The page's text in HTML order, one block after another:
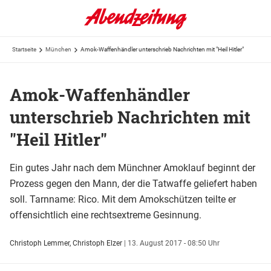
Startseite München Amok-Waffenhändler unterschrieb Nachrichten mit "Heil Hitler"
Amok-Waffenhändler
unterschrieb Nachrichten mit
"Heil Hitler"
Ein gutes Jahr nach dem Münchner Amoklauf beginnt der
Prozess gegen den Mann, der die Tatwaffe geliefert haben
soll. Tarnname: Rico. Mit dem Amokschützen teilte er
offensichtlich eine rechtsextreme Gesinnung.
Christoph Lemmer, Christoph Elzer | 13. August 2017 - 08:50 Uhr